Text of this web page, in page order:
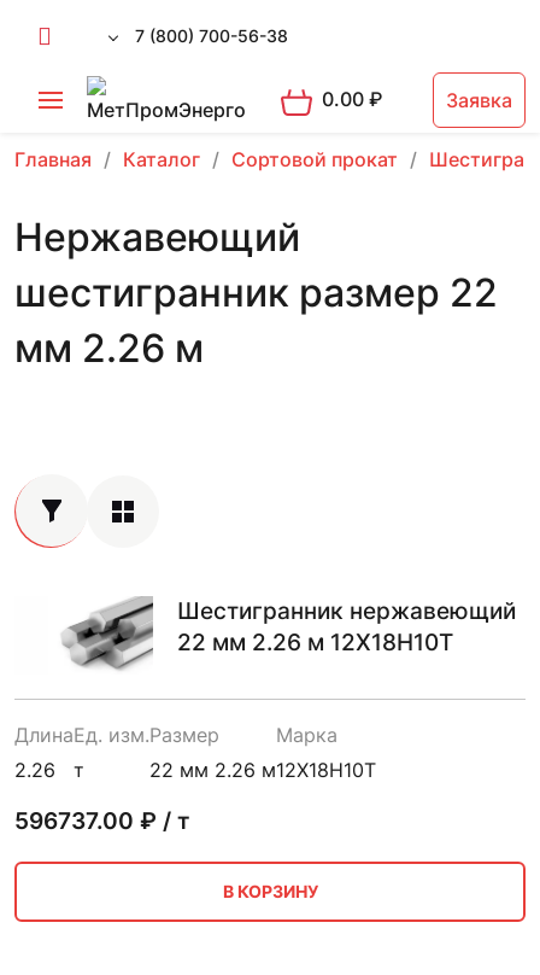
7 (800) 700-56-38
0.00₽ Заявка
Главная Каталог Сортовой прокат
Нержавеющий
шестигранник размер 22
мм 2.26 м
Шестигранник нержавеющий
22 мм 2.26 м 12Х18Н10Т
Длина
2.26
Ед. изм.
т
Размер
22 мм 2.26 м
Марка
12Х18Н10Т
596737.00 ₽ / т
В КОРЗИНУ